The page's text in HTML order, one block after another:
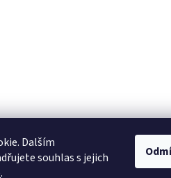
Dalším
souhlas s jejich
.